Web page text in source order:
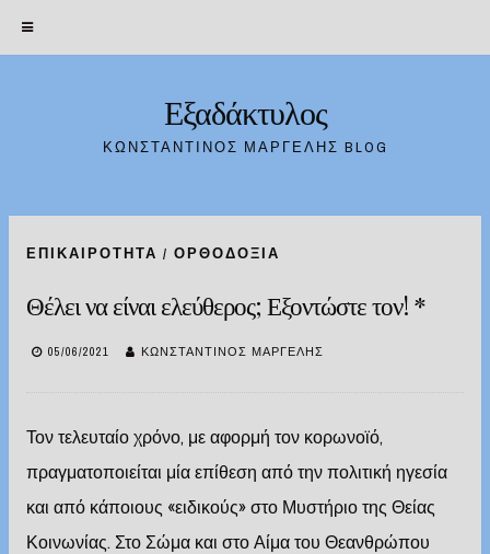
Εξαδάκτυλος
ΚΩΝΣΤΑΝΤΊΝΟΣ ΜΑΡΓΈΛΗΣ BLOG
ΕΠΙΚΑΙΡΌΤΗΤΑ / ΟΡΘΟΔΟΞΊΑ
Θέλει να είναι ελεύθερος; Εξοντώστε τον! *
05/06/2021 ΚΩΝΣΤΑΝΤΊΝΟΣ ΜΑΡΓΈΛΗΣ
Τον τελευταίο χρόνο, με αφορμή τον κορωνοϊό,
πραγματοποιείται μία επίθεση από την πολιτική ηγεσία
και από κάποιους «ειδικούς» στο Μυστήριο της Θείας
Κοινωνίας. Στο Σώμα και στο Αίμα του Θεανθρώπου